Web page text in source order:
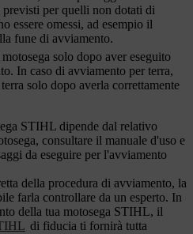
per quelli non dotati di
essere omessi, ad esempio il
fune di avviamento.
solo dopo aver eseguito
In caso di avviamento per terra,
solo dopo averla correttamente
STIHL dipende dal relativo
consultare il manuale d'uso e
da eseguire per l'avviamento
della procedura di avviamento, la
farla controllare da un esperto. In
della tua motosega STIHL, il
di fiducia ti fornirà tutta